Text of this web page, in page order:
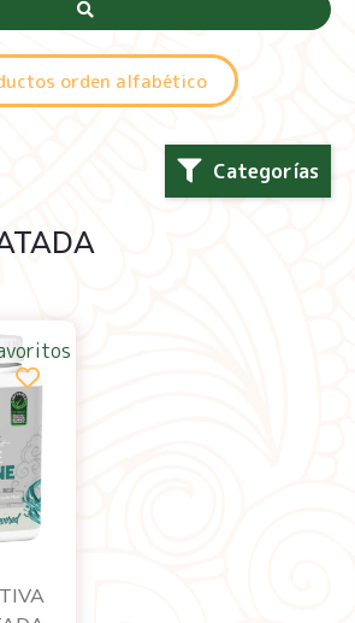
orden alfabético
Categorías